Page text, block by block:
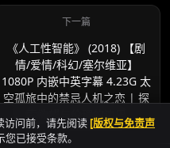
《人工性智能》 (2018) 【剧
情/爱情/科幻/塞尔维亚】
1080P 内嵌中英字幕 4.23G 太
空孤旅中的禁忌人机之恋 | 探
索欲望与伦理的边界
访问前，请先阅读 [版权与免责声
已接受条款。